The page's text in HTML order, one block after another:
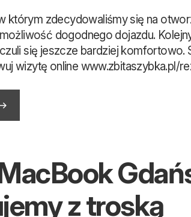
którym zdecydowaliśmy się na
dogodnego dojazdu.
się jeszcze bardziej
wizytę online www.zbitaszybka.pl/
z troską